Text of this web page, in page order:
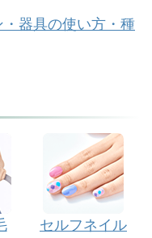
器具の使い方・種
セルフネイル